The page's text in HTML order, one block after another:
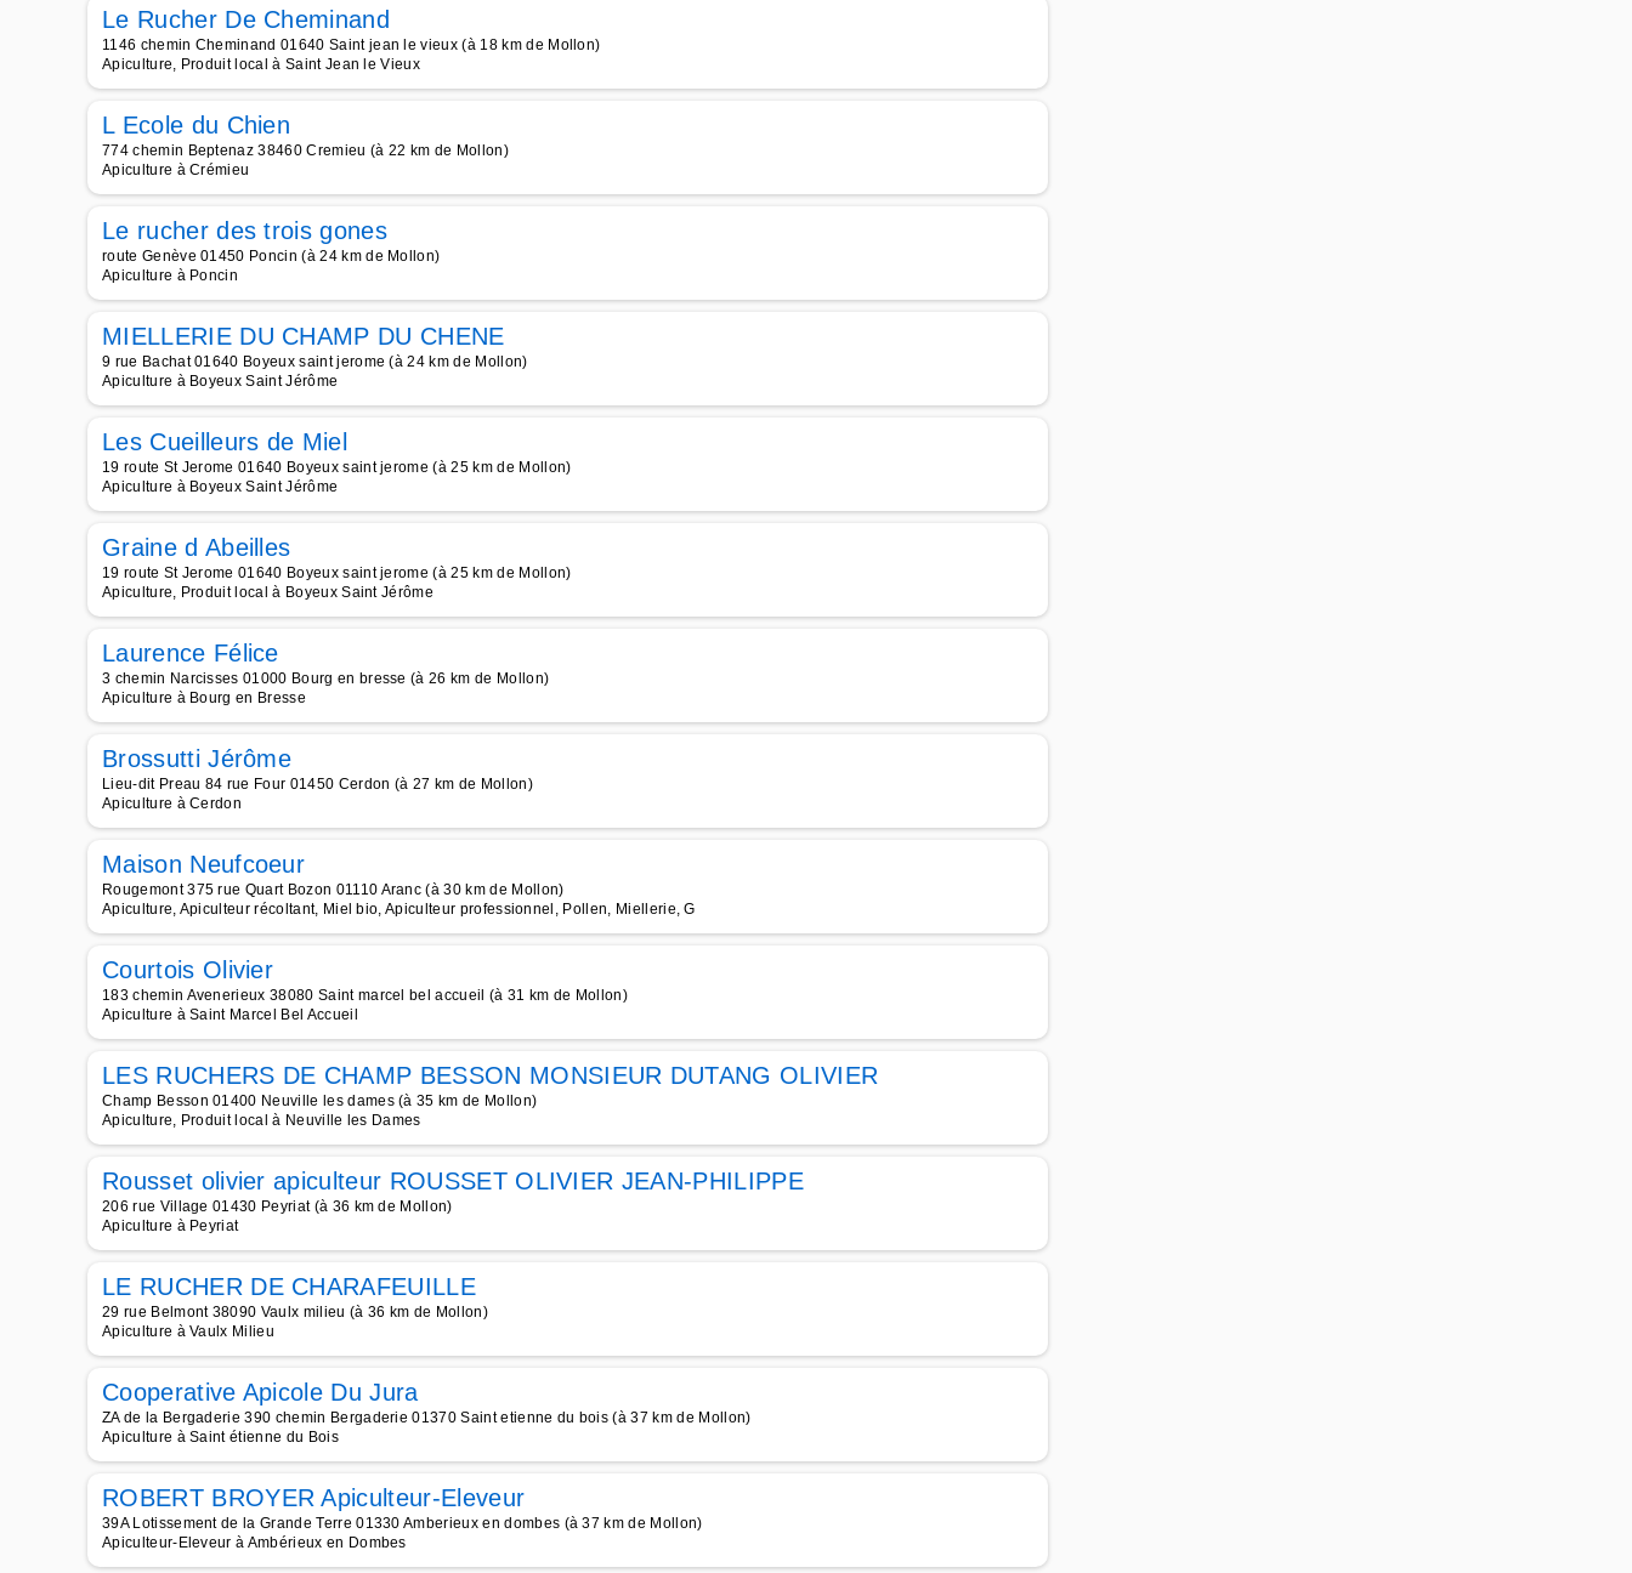
Le Rucher De Cheminand
1146 chemin Cheminand 01640 Saint jean le vieux (à 18 km de Mollon)
Apiculture, Produit local à Saint Jean le Vieux
L Ecole du Chien
774 chemin Beptenaz 38460 Cremieu (à 22 km de Mollon)
Apiculture à Crémieu
Le rucher des trois gones
route Genève 01450 Poncin (à 24 km de Mollon)
Apiculture à Poncin
MIELLERIE DU CHAMP DU CHENE
9 rue Bachat 01640 Boyeux saint jerome (à 24 km de Mollon)
Apiculture à Boyeux Saint Jérôme
Les Cueilleurs de Miel
19 route St Jerome 01640 Boyeux saint jerome (à 25 km de Mollon)
Apiculture à Boyeux Saint Jérôme
Graine d Abeilles
19 route St Jerome 01640 Boyeux saint jerome (à 25 km de Mollon)
Apiculture, Produit local à Boyeux Saint Jérôme
Laurence Félice
3 chemin Narcisses 01000 Bourg en bresse (à 26 km de Mollon)
Apiculture à Bourg en Bresse
Brossutti Jérôme
Lieu-dit Preau 84 rue Four 01450 Cerdon (à 27 km de Mollon)
Apiculture à Cerdon
Maison Neufcoeur
Rougemont 375 rue Quart Bozon 01110 Aranc (à 30 km de Mollon)
Apiculture, Apiculteur récoltant, Miel bio, Apiculteur professionnel, Pollen, Miellerie, G
Courtois Olivier
183 chemin Avenerieux 38080 Saint marcel bel accueil (à 31 km de Mollon)
Apiculture à Saint Marcel Bel Accueil
LES RUCHERS DE CHAMP BESSON MONSIEUR DUTANG OLIVIER
Champ Besson 01400 Neuville les dames (à 35 km de Mollon)
Apiculture, Produit local à Neuville les Dames
Rousset olivier apiculteur ROUSSET OLIVIER JEAN-PHILIPPE
206 rue Village 01430 Peyriat (à 36 km de Mollon)
Apiculture à Peyriat
LE RUCHER DE CHARAFEUILLE
29 rue Belmont 38090 Vaulx milieu (à 36 km de Mollon)
Apiculture à Vaulx Milieu
Cooperative Apicole Du Jura
ZA de la Bergaderie 390 chemin Bergaderie 01370 Saint etienne du bois (à 37 km de Mollon)
Apiculture à Saint étienne du Bois
ROBERT BROYER Apiculteur-Eleveur
39A Lotissement de la Grande Terre 01330 Amberieux en dombes (à 37 km de Mollon)
Apiculteur-Eleveur à Ambérieux en Dombes